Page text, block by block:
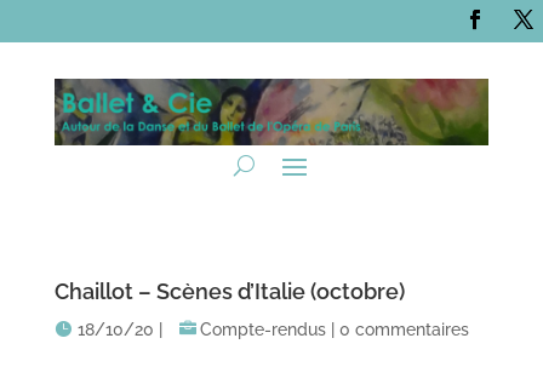
Chaillot – Scènes d’Italie (octobre)
18/10/20 Compte-rendus| 0 commentaires